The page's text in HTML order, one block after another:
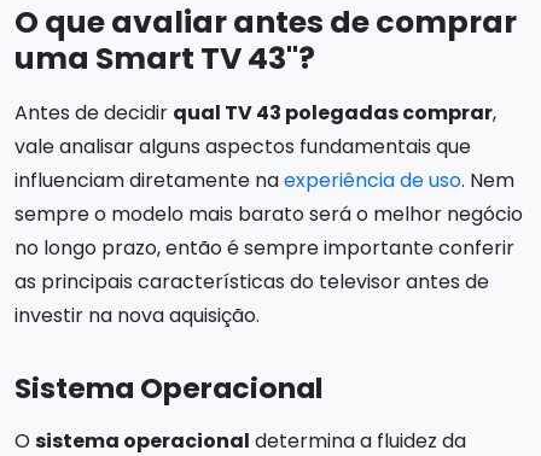
O que avaliar antes de comprar
uma Smart TV 43"?
Antes de decidir qual TV 43 polegadas comprar,
vale analisar alguns aspectos fundamentais que
influenciam diretamente naexperiência de uso. Nem
sempre o modelo mais barato será o melhor negócio
no longo prazo, então é sempre importante conferir
as principais características do televisor antes de
investir na nova aquisição.
Sistema Operacional
Osistema operacional determina a fluidez da